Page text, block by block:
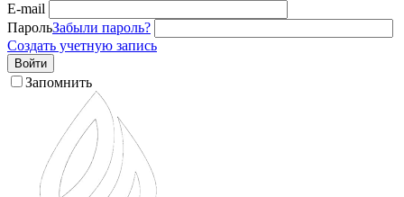
E-mail
ПарольЗабыли пароль?
Создать учетную запись
Войти
Запомнить